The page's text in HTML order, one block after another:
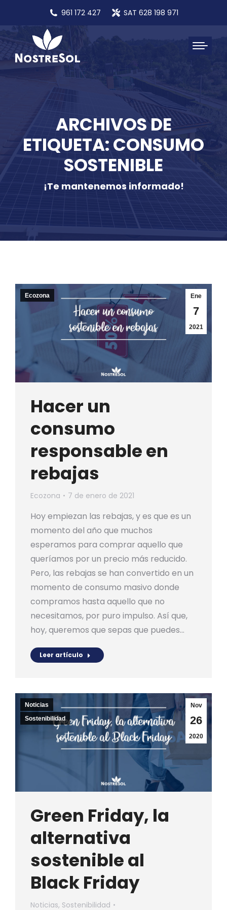
961 172 427 SAT 628 198 971
ARCHIVOS DE
ETIQUETA: CONSUMO
SOSTENIBLE
¡Te mantenemos informado!
Ene
7
2021
Ecozona
Hacer un
consumo
responsable en
rebajas
Ecozona 7 de enero de 2021
Hoy empiezan las rebajas, y es que es un
momento del año que muchos
esperamos para comprar aquello que
queríamos por un precio más reducido.
Pero, las rebajas se han convertido en un
momento de consumo masivo donde
compramos hasta aquello que no
necesitamos, por puro impulso. Así que,
hoy, queremos que sepas que puedes…
Leer artículo
Nov
26
2020
Noticias
Sostenibilidad
Green Friday, la
alternativa
sostenible al
Black Friday
Noticias, Sostenibilidad